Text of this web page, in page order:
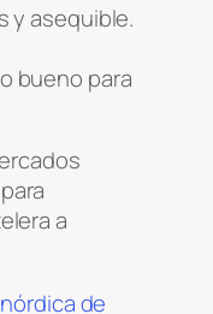
y asequible.
bueno para
a
de